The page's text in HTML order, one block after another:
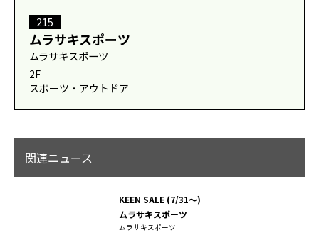
215
ムラサキスポーツ
ムラサキスポーツ
2F
スポーツ・アウトドア
関連ニュース
KEEN SALE (7/31〜)
ムラサキスポーツ
ムラサキスポーツ